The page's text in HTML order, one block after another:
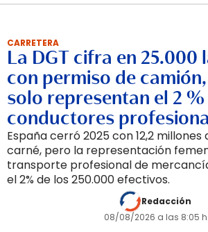
CARRETERA
La DGT cifra en 25.000
con permiso de
solo representan el 2
conductores
España cerró 2025 con 12,2
carné, pero la representación
transporte profesional de
el 2% de los 250.000 efectivos.
Redacción
08/08/2026 a las 8:05 h